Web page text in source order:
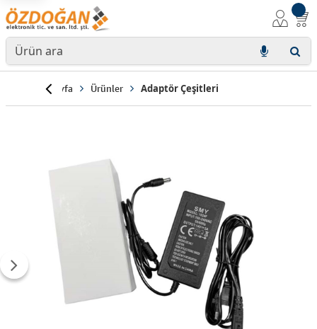
Anasayfa Ürünler Adaptör Çeşitleri